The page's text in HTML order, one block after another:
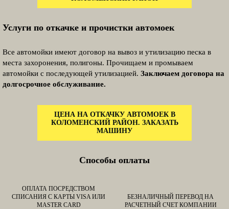
Услуги по откачке и прочистки автомоек
Все автомойки имеют договор на вывоз и утилизацию песка в
места захоронения, полигоны. Прочищаем и промываем
автомойки с последующей утилизацией. Заключаем договора на
долгосрочное обслуживание.
ЦЕНА НА ОТКАЧКУ АВТОМОЕК В
КОЛОМЕНСКИЙ РАЙОН. ЗАКАЗАТЬ
МАШИНУ
Способы оплаты
ОПЛАТА ПОСРЕДСТВОМ
СПИСАНИЯ С КАРТЫ VISA ИЛИ
MASTER CARD
БЕЗНАЛИЧНЫЙ ПЕРЕВОД НА
РАСЧЕТНЫЙ СЧЕТ КОМПАНИИ